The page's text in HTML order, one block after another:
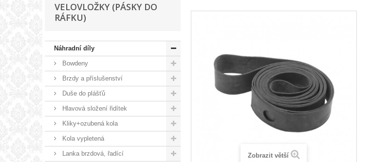
VELOVLOŽKY (PÁSKY DO
RÁFKU)
Náhradní díly
Bowdeny
Brzdy a příslušenství
Duše do plášťů
Hlavová složení řidítek
Kliky+ozubená kola
Kola vypletená
Lanka brzdová, řadící Zobrazit větší